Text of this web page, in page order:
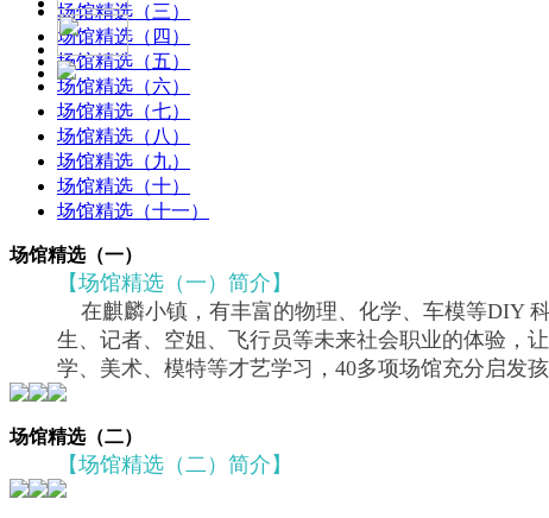
场馆精选（三）
场馆精选（四）
场馆精选（五）
场馆精选（六）
场馆精选（七）
场馆精选（八）
场馆精选（九）
场馆精选（十）
场馆精选（十一）
场馆精选（一）
【场馆精选（一）简介】
在麒麟小镇，有丰富的物理、化学、车模等DIY
生、记者、空姐、飞行员等未来社会职业的体验，
学、美术、模特等才艺学习，40多项场馆充分启发孩
场馆精选（二）
【场馆精选（二）简介】